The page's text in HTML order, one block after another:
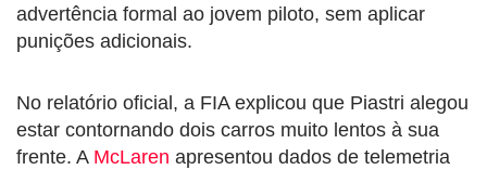
advertência formal ao jovem piloto, sem aplicar
punições adicionais.
No relatório oficial, a FIA explicou que Piastri alegou
estar contornando dois carros muito lentos à sua
frente. A McLaren apresentou dados de telemetria